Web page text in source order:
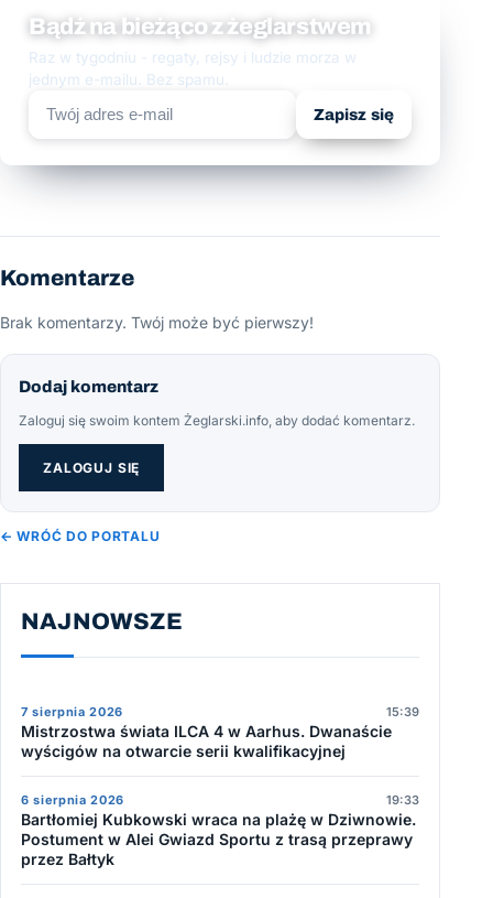
Bądź na bieżąco z żeglarstwem
Raz w tygodniu - regaty, rejsy i ludzie morza w
jednym e-mailu. Bez spamu.
Zapisz się
Komentarze
Brak komentarzy. Twój może być pierwszy!
Dodaj komentarz
Zaloguj się swoim kontem Żeglarski.info, aby dodać komentarz.
ZALOGUJ SIĘ
← WRÓĆ DO PORTALU
NAJNOWSZE
7 sierpnia 2026 15:39
Mistrzostwa świata ILCA 4 w Aarhus. Dwanaście
wyścigów na otwarcie serii kwalifikacyjnej
6 sierpnia 2026 19:33
Bartłomiej Kubkowski wraca na plażę w Dziwnowie.
Postument w Alei Gwiazd Sportu z trasą przeprawy
przez Bałtyk